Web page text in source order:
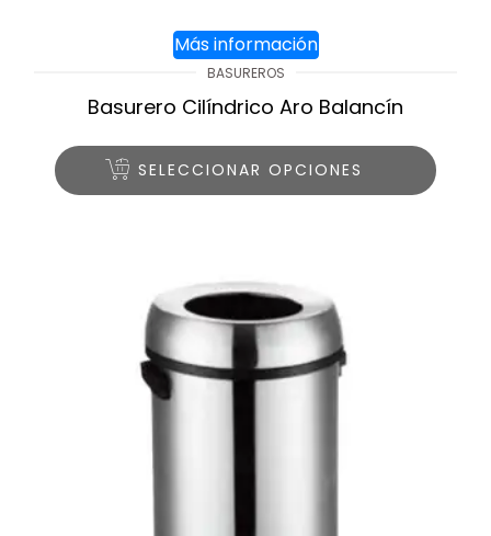
Más información
BASUREROS
Basurero Cilíndrico Aro Balancín
SELECCIONAR OPCIONES